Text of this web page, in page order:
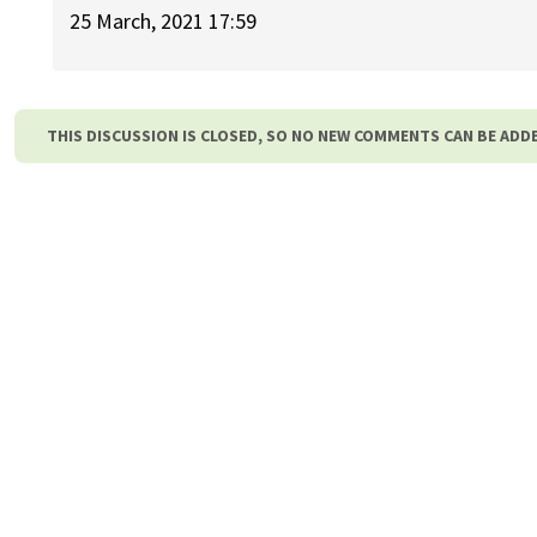
25 March, 2021 17:59
THIS DISCUSSION IS CLOSED, SO NO NEW COMMENTS CAN BE